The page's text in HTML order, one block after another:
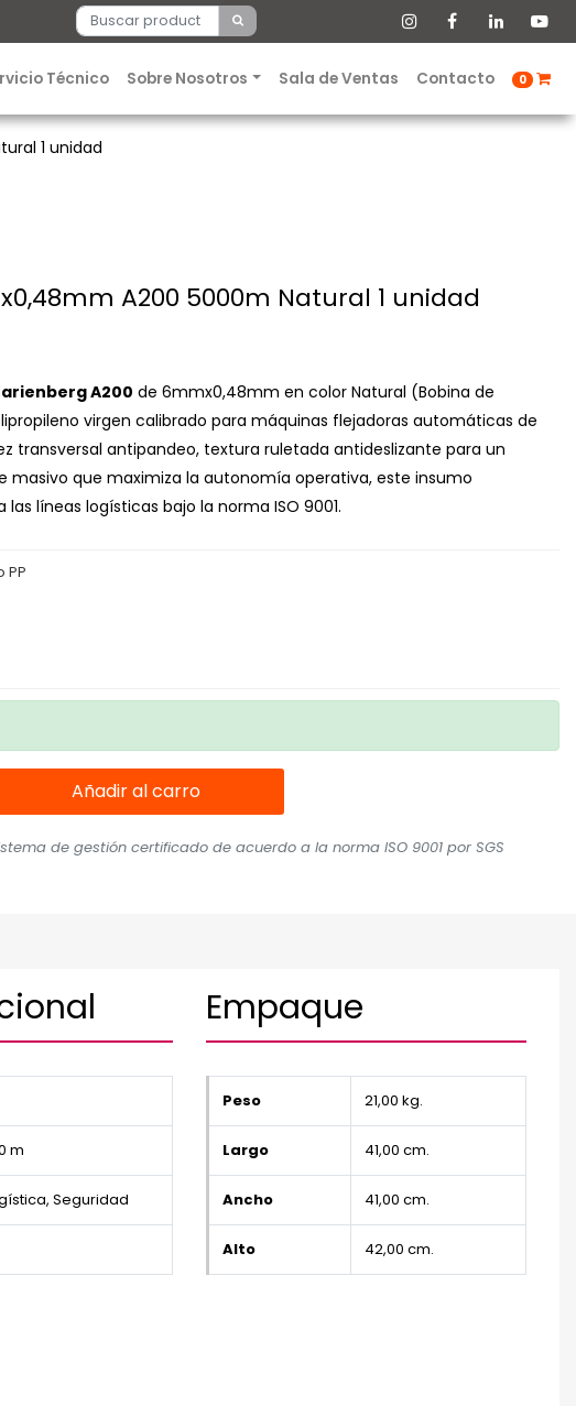
Técnico Sobre Nosotros Sala de Ventas Contacto 0
1 unidad
A200 5000m Natural 1 unidad
A200 de 6mmx0,48mm en color Natural (Bobina de
virgen calibrado para máquinas flejadoras automáticas de
transversal antipandeo, textura ruletada antideslizante para un
que maximiza la autonomía operativa, este insumo
líneas logísticas bajo la norma ISO 9001.
PP
Añadir al carro
de gestión certificado de acuerdo a la norma ISO 9001 por SGS
m
Seguridad
Empaque
Peso 21,00 kg.
Largo 41,00 cm.
Ancho 41,00 cm.
Alto 42,00 cm.